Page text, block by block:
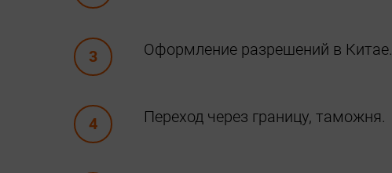
Оформление разрешений в Китае.
Переход через границу, таможня.